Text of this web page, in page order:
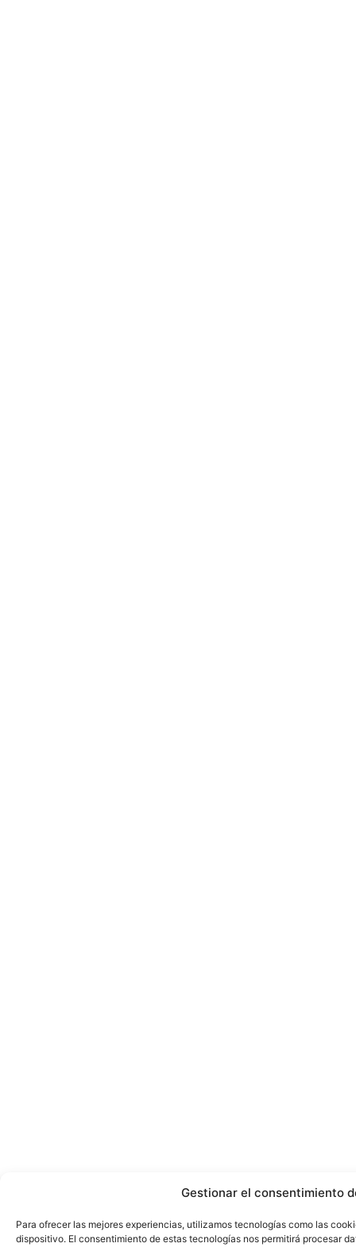
Gestionar el consentimiento
Para ofrecer las mejores experiencias, utilizamos tecnologías como las
dispositivo. El consentimiento de estas tecnologías nos permitirá procesar